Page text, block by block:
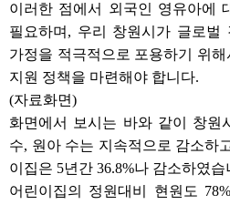
이러한 점에서 외국인 영유아에
필요하며, 우리 창원시가 글로벌
가정을 적극적으로 포용하기 위
지원 정책을 마련해야 합니다.
(자료화면)
화면에서 보시는 바와 같이 창원
수, 원아 수는 지속적으로 감소하
이집은 5년간 36.8%나 감소하였습
어린이집의 정원대비 현원도